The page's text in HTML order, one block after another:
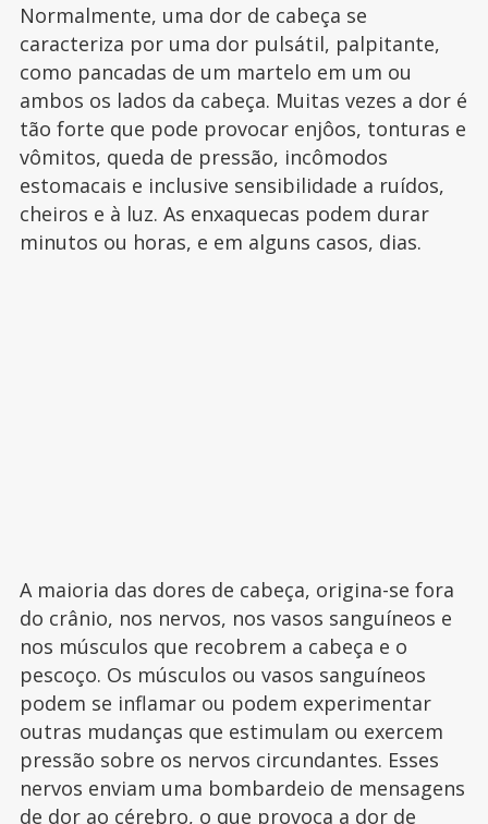
Normalmente, uma dor de cabeça se
caracteriza por uma dor pulsátil, palpitante,
como pancadas de um martelo em um ou
ambos os lados da cabeça. Muitas vezes a dor é
tão forte que pode provocar enjôos, tonturas e
vômitos, queda de pressão, incômodos
estomacais e inclusive sensibilidade a ruídos,
cheiros e à luz. As enxaquecas podem durar
minutos ou horas, e em alguns casos, dias.
A maioria das dores de cabeça, origina-se fora
do crânio, nos nervos, nos vasos sanguíneos e
nos músculos que recobrem a cabeça e o
pescoço. Os músculos ou vasos sanguíneos
podem se inflamar ou podem experimentar
outras mudanças que estimulam ou exercem
pressão sobre os nervos circundantes. Esses
nervos enviam uma bombardeio de mensagens
de dor ao cérebro, o que provoca a dor de